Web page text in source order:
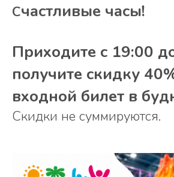
Счастливые часы!
Приходите с 19:00
получите скидку
входной билет в
Скидки не суммируются.